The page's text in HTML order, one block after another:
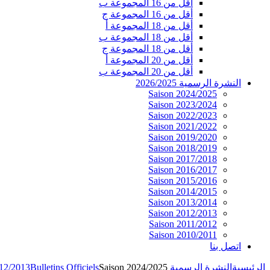
أقل من 16 المجموعة ب
أقل من 16 المجموعة ج
أقل من 18 المجموعة أ
أقل من 18 المجموعة ب
أقل من 18 المجموعة ج
أقل من 20 المجموعة أ
أقل من 20 المجموعة ب
النشرة الرسمية 2026/2025
Saison 2024/2025
Saison 2023/2024
Saison 2022/2023
Saison 2021/2022
Saison 2019/2020
Saison 2018/2019
Saison 2017/2018
Saison 2016/2017
Saison 2015/2016
Saison 2014/2015
Saison 2013/2014
Saison 2012/2013
Saison 2011/2012
Saison 2010/2011
اتصل بنا
الرئيسية النشرة الرسمية 2026/2025 2013Bulletins OfficielsSaison 2024/2025